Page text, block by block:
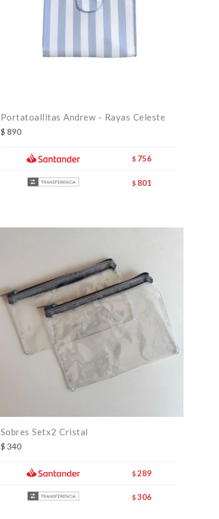
Portatoallitas Andrew - Rayas Celeste
$ 890
$ 756
$ 801
Sobres Setx2 Cristal
$ 340
$ 289
$ 306